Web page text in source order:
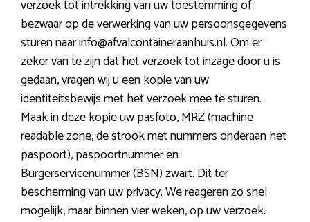
verzoek tot intrekking van uw toestemming of
bezwaar op de verwerking van uw persoonsgegevens
sturen naar info@afvalcontaineraanhuis.nl. Om er
zeker van te zijn dat het verzoek tot inzage door u is
gedaan, vragen wij u een kopie van uw
identiteitsbewijs met het verzoek mee te sturen.
Maak in deze kopie uw pasfoto, MRZ (machine
readable zone, de strook met nummers onderaan het
paspoort), paspoortnummer en
Burgerservicenummer (BSN) zwart. Dit ter
bescherming van uw privacy. We reageren zo snel
mogelijk, maar binnen vier weken, op uw verzoek.